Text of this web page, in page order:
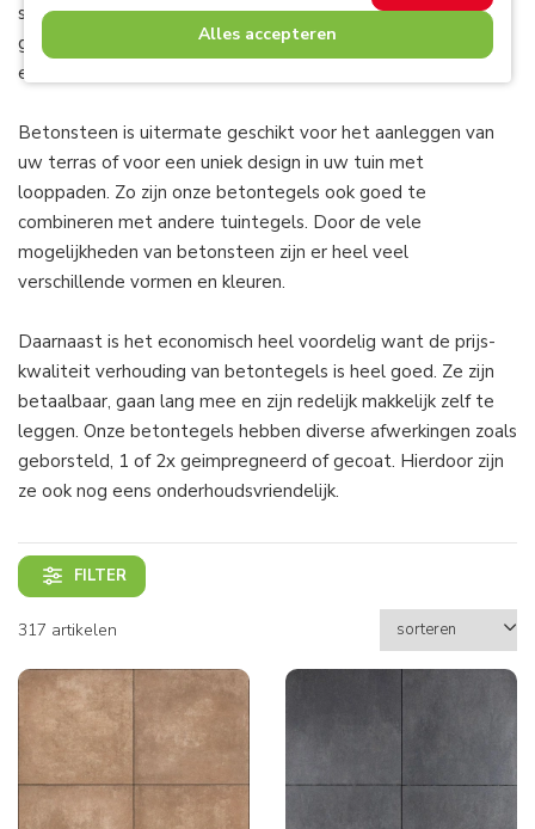
simpel en tijdloos design. Onze tegels zijn van de diverse
grote merken zoals Redsun, MBI, en Excluton, gemaakt uit
een duurzame productie en zijn van hoge kwaliteit.
Betonsteen is uitermate geschikt voor het aanleggen van
uw terras of voor een uniek design in uw tuin met
looppaden. Zo zijn onze betontegels ook goed te
combineren met andere tuintegels. Door de vele
mogelijkheden van betonsteen zijn er heel veel
verschillende vormen en kleuren.
Daarnaast is het economisch heel voordelig want de prijs-
kwaliteit verhouding van betontegels is heel goed. Ze zijn
betaalbaar, gaan lang mee en zijn redelijk makkelijk zelf te
leggen. Onze betontegels hebben diverse afwerkingen zoals
geborsteld, 1 of 2x geimpregneerd of gecoat. Hierdoor zijn
ze ook nog eens onderhoudsvriendelijk.
FILTER
317 artikelen
Alles accepteren